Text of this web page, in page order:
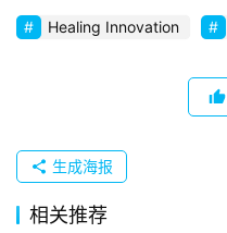
并
购
登录
投稿
Healing Innovation
生成海报
相关推荐